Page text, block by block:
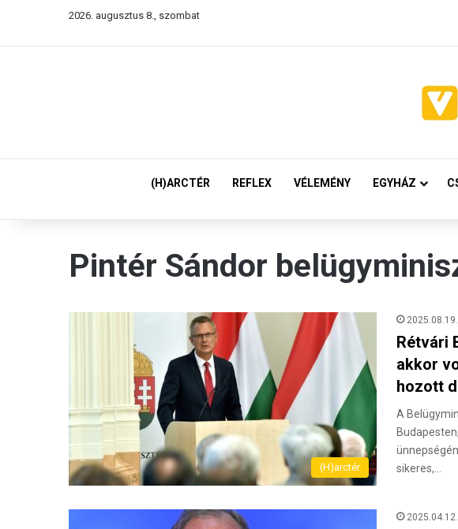
2026. augusztus 8., szombat
(H)ARCTÉR REFLEX VÉLEMÉNY EGYHÁZ
Pintér Sándor
(H)arctér
2025.08.19.
Rétvári
akkor
hozott
A
sikeres,…
2025.04.12.